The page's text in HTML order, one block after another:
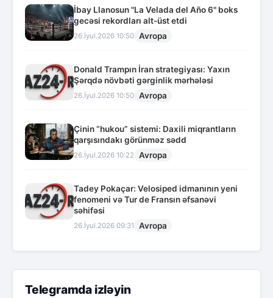
İbay Llanosun "La Velada del Año 6" boks
gecəsi rekordları alt-üst etdi
26.İyul.2026 10:50 Avropa
Donald Trampın İran strategiyası: Yaxın
Şərqdə növbəti gərginlik mərhələsi
26.İyul.2026 10:50 Avropa
Çinin “hukou” sistemi: Daxili miqrantların
qarşısındakı görünməz sədd
26.İyul.2026 10:22 Avropa
Tadey Pokaçar: Velosiped idmanının yeni
fenomeni və Tur de Fransın əfsanəvi
səhifəsi
26.İyul.2026 09:31 Avropa
Telegramda izləyin